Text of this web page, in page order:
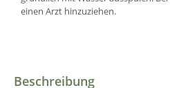
einen Arzt hinzuziehen.
Beschreibung